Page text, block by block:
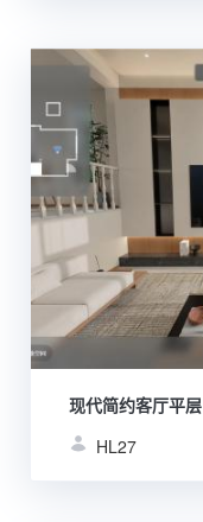
现代简约客厅平层
HL27